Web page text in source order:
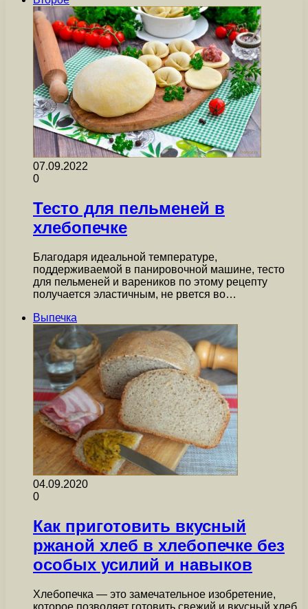
07.09.2022
0
Тесто для пельменей в
хлебопечке
Благодаря идеальной температуре,
поддерживаемой в панировочной машине, тесто
для пельменей и вареников по этому рецепту
получается эластичным, не рвется во…
Выпечка
04.09.2020
0
Как приготовить вкусный
ржаной хлеб в хлебопечке без
особых усилий и навыков
Хлебопечка — это замечательное изобретение,
которое позволяет готовить свежий и вкусный хлеб